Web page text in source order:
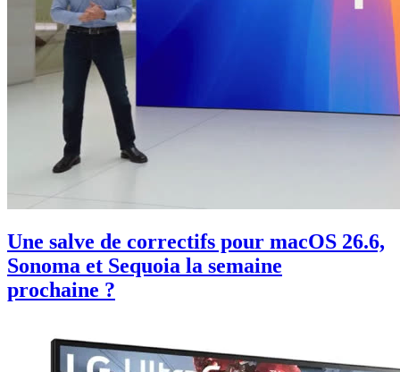
Une salve de correctifs pour macOS 26.6,
Sonoma et Sequoia la semaine
prochaine ?